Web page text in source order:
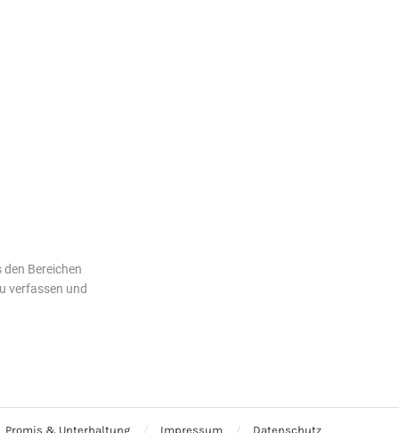
Bereichen
verfassen und
Promis & Unterhaltung Impressum Datenschutz